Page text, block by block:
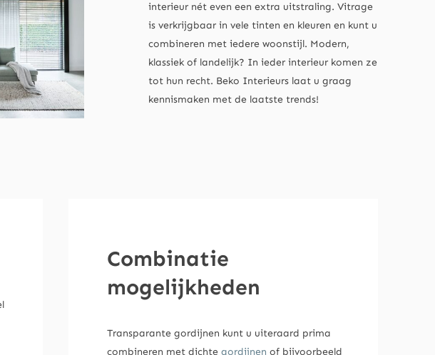
interieur nét even een extra uitstraling. Vitrage
is verkrijgbaar in vele tinten en kleuren en kunt u
combineren met iedere woonstijl. Modern,
klassiek of landelijk? In ieder interieur komen ze
tot hun recht. Beko Interieurs laat u graag
kennismaken met de laatste trends!
Combinatie
mogelijkheden
Transparante gordijnen kunt u uiteraard prima
combineren met dichtegordijnen of bijvoorbeeld